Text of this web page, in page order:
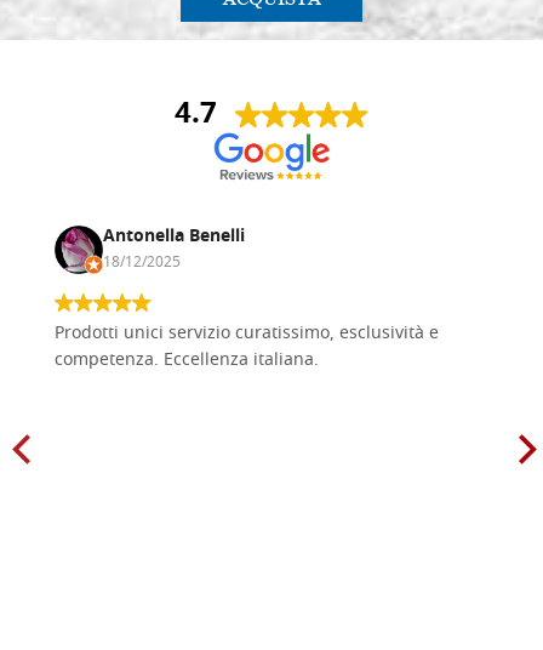
4.7
Antonella Benelli
18/12/2025
Prodotti unici servizio curatissimo, esclusività e
competenza. Eccellenza italiana.